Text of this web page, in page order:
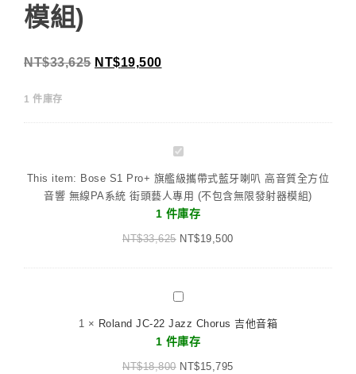
模組)
NT$33,625 NT$19,500
1 件庫存
Bose
Pro+
旗
艦
級
式
牙
喇
叭
This item: Bose S1 Pro+ 旗艦級攜帶式藍牙喇叭 高音質全方位
音響 無線PA系統 街頭藝人專用 (不包含無限發射器模組)
1 件庫存
NT$33,625 NT$19,500
Roland
Jazz
Chorus
1 × Roland JC-22 Jazz Chorus 吉他音箱
1 件庫存
NT$18,800 NT$15,795